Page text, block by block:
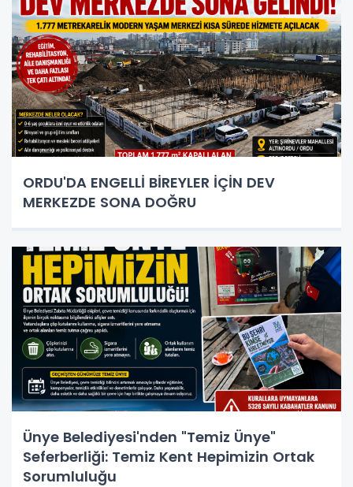
ORDU'DA ENGELLİ BİREYLER İÇİN DEV
MERKEZDE SONA DOĞRU
Ünye Belediyesi'nden "Temiz Ünye"
Seferberliği: Temiz Kent Hepimizin Ortak
Sorumluluğu